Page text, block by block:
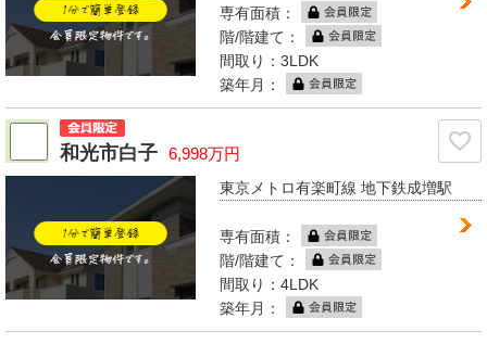
専有面積：
階/階建て：
間取り：3LDK
築年月：
和光市白子 6,998万円
東京メトロ有楽町線 地下鉄成増駅
専有面積：
階/階建て：
間取り：4LDK
築年月：